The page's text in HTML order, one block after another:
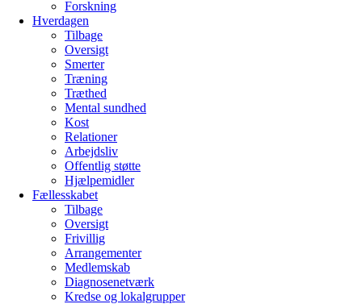
Forskning
Hverdagen
Tilbage
Oversigt
Smerter
Træning
Træthed
Mental sundhed
Kost
Relationer
Arbejdsliv
Offentlig støtte
Hjælpemidler
Fællesskabet
Tilbage
Oversigt
Frivillig
Arrangementer
Medlemskab
Diagnosenetværk
Kredse og lokalgrupper